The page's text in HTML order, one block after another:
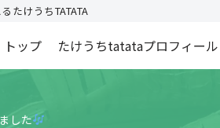
たけうちTATATA
トップ たけうちtatataプロフィール
した